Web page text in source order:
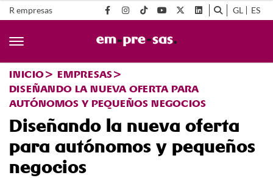
R empresas GL ES
INICIO
EMPRESAS
DISEÑANDO LA NUEVA OFERTA PARA
AUTÓNOMOS Y PEQUEÑOS NEGOCIOS
Diseñando la nueva oferta
para autónomos y pequeños
negocios